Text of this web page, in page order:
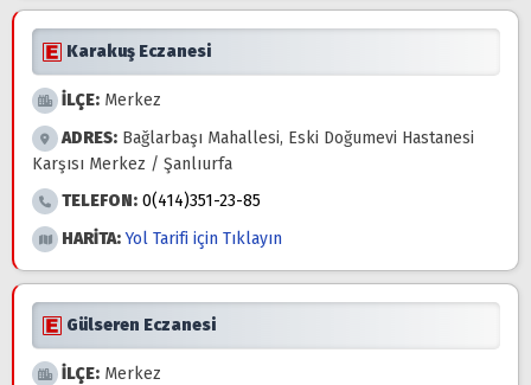
Karakuş Eczanesi
İLÇE: Merkez
ADRES: Bağlarbaşı Mahallesi, Eski Doğumevi Hastanesi
Karşısı Merkez / Şanlıurfa
TELEFON: 0(414)351-23-85
HARİTA: Yol Tarifi için Tıklayın
Gülseren Eczanesi
İLÇE: Merkez